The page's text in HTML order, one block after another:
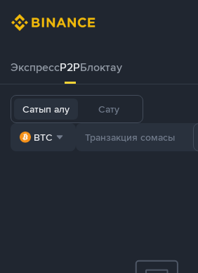
ЭкспрессP2PБлоктау
Сатып алу Сату
BTC